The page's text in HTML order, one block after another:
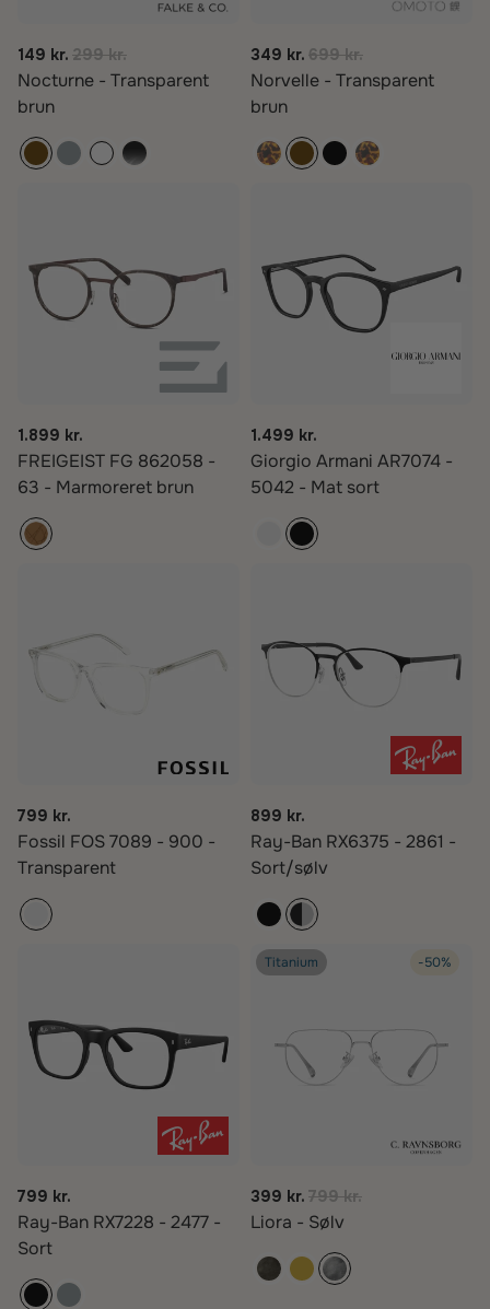
149 kr. 299 kr.
Nocturne - Transparent
brun
349 kr. 699 kr.
Norvelle - Transparent
brun
1.899 kr.
FREIGEIST FG 862058 -
63 - Marmoreret brun
1.499 kr.
Giorgio Armani AR7074 -
5042 - Mat sort
799 kr.
Fossil FOS 7089 - 900 -
Transparent
899 kr.
Ray-Ban RX6375 - 2861 -
Sort/sølv
799 kr.
Ray-Ban RX7228 - 2477 -
Sort
Titanium -50%
399 kr. 799 kr.
Liora - Sølv